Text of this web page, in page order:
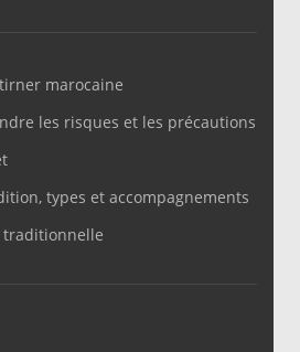
marocaine
les risques et les précautions
types et accompagnements
traditionnelle